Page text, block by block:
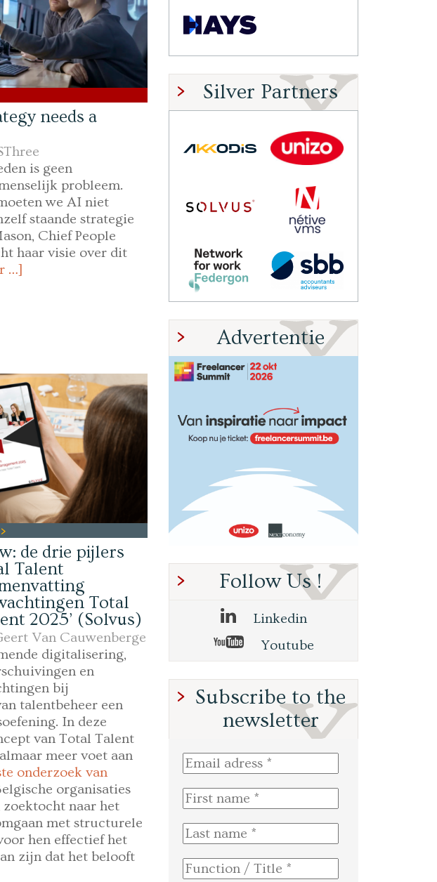
needs a
is geen
probleem.
we AI niet
staande strategie
Chief People
haar visie over dit
…]
de drie pijlers
Talent
Total
2025’ (Solvus)
Van Cauwenberge
digitalisering,
en
bij
talentbeheer een
In deze
van Total Talent
meer voet aan
onderzoek van
organisaties
zoektocht naar het
met structurele
hen effectief het
zijn dat het belooft
Silver Partners
Advertentie
Follow Us !
Linkedin
Youtube
Subscribe to the
newsletter